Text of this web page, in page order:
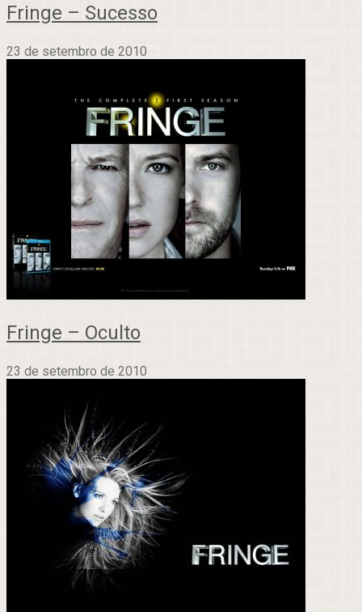
Fringe – Sucesso
23 de setembro de 2010
Fringe – Oculto
23 de setembro de 2010